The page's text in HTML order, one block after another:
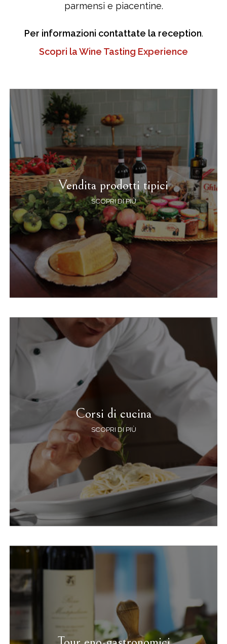
parmensi e piacentine.
Per informazioni contattate la reception.
Scopri la Wine Tasting Experience
Vendita prodotti tipici
SCOPRI DI PIÙ
Corsi di cucina
SCOPRI DI PIÙ